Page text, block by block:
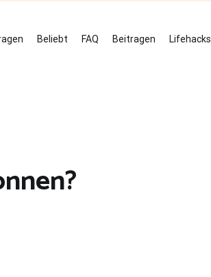
Beliebt FAQ Beitragen Lifehacks